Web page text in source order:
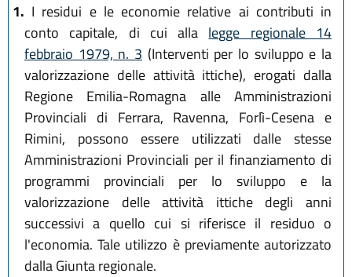
1. I residui e le economie relative ai contributi in
conto capitale, di cui alla legge regionale 14
febbraio 1979, n. 3 (Interventi per lo sviluppo e la
valorizzazione delle attività ittiche), erogati dalla
Regione Emilia-Romagna alle Amministrazioni
Provinciali di Ferrara, Ravenna, Forlì-Cesena e
Rimini, possono essere utilizzati dalle stesse
Amministrazioni Provinciali per il finanziamento di
programmi provinciali per lo sviluppo e la
valorizzazione delle attività ittiche degli anni
successivi a quello cui si riferisce il residuo o
l'economia. Tale utilizzo è previamente autorizzato
dalla Giunta regionale.